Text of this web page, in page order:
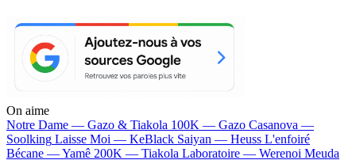
On aime
Notre Dame — Gazo & Tiakola 100K — Gazo Casanova —
Soolking Laisse Moi — KeBlack Saiyan — Heuss L'enfoiré
Bécane —Yamê 200K — Tiakola Laboratoire — Werenoi Meuda